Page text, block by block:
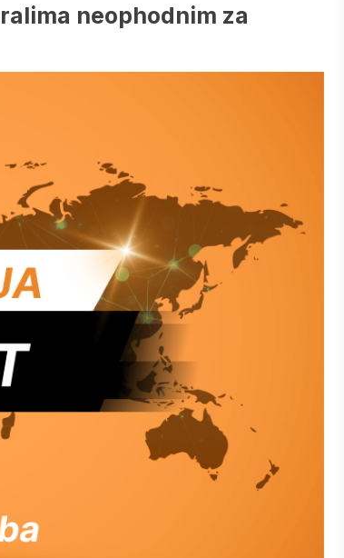
neophodnim za